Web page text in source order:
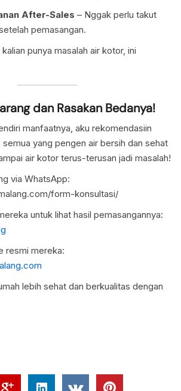
After-Sales – Nggak perlu takut
pemasangan.
punya masalah air kotor, ini
dan Rasakan Bedanya!
manfaatnya, aku rekomendasiin
semua yang pengen air bersih dan sehat
air kotor terus-terusan jadi masalah!
via WhatsApp:
form-konsultasi/
untuk lihat hasil pemasangannya:
resmi mereka:
lebih sehat dan berkualitas dengan